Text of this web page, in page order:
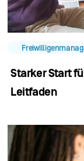
Starker Start
Leitfaden